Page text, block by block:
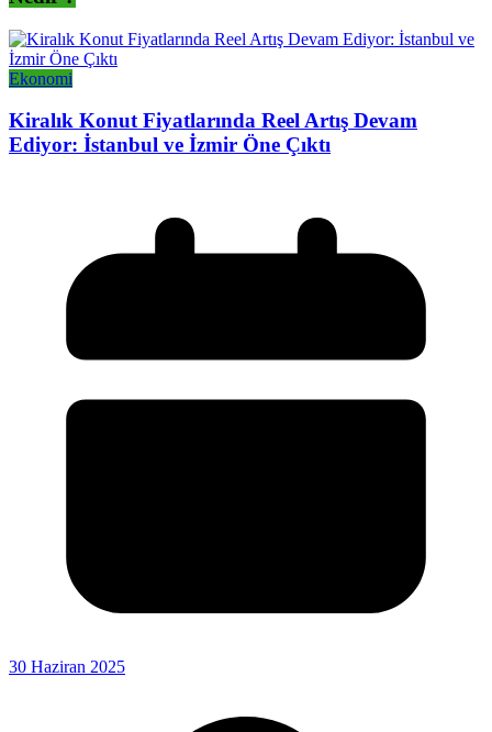
Ekonomi
Kiralık Konut Fiyatlarında Reel Artış Devam
Ediyor: İstanbul ve İzmir Öne Çıktı
30 Haziran 2025